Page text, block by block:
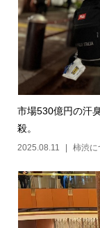
市場530億円の汗
殺。
2025.08.11 柿渋に